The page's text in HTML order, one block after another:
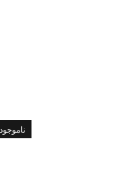
ناموجود